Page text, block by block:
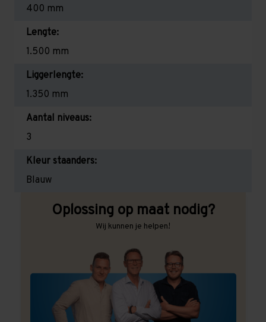
400 mm
Lengte:
1.500 mm
Liggerlengte:
1.350 mm
Aantal niveaus:
3
Kleur staanders:
Blauw
Oplossing op maat nodig?
Wij kunnen je helpen!